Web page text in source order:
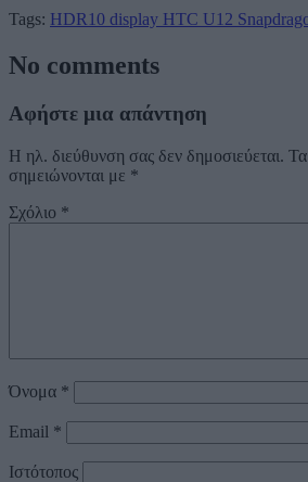
Tags: HDR10 display HTC U12
No comments
Αφήστε μια απάντηση
Η ηλ. διεύθυνση σας δεν δημοσιεύεται. Τα
σημειώνονται με *
Σχόλιο *
Όνομα *
Email *
Ιστότοπος